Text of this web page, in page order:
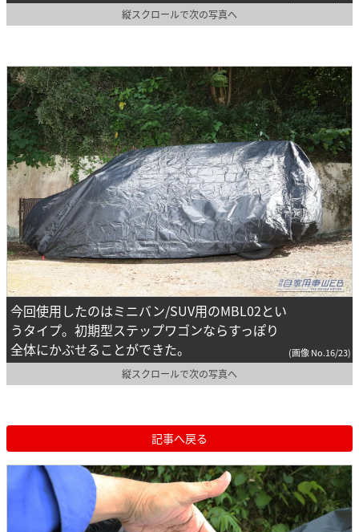
縦スクロールで次の写真へ
今回使用したのはミニバン/SUV用のMBL02とい
うタイプ。初期型ステップワゴンならすっぽり
全体にかぶせることができた。
(画像 No.16/23)
縦スクロールで次の写真へ
記事へ戻る